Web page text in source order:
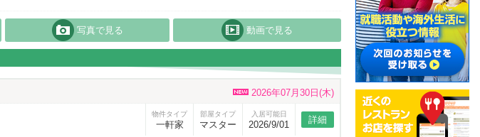
写真で見る 動画で見る
2026年07月30日(木)
物件タイプ
一軒家
部屋タイプ
マスター
入居可能日
2026/9/01 詳細